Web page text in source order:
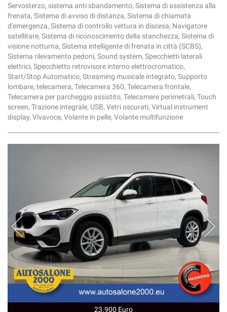
Servosterzo, sistema anti sbandamento, Sistema di assistenza alla
frenata, Sistema di avviso di distanza, Sistema di chiamata
d'emergenza, Sistema di controllo vettura in discesa, Navigatore
satellitare, Sistema di riconoscimento della stanchezza, Sistema di
visione notturna, Sistema intelligente di frenata in città (SCBS),
Sistema rilevamento pedoni, Sound system, Specchietti laterali
elettrici, Specchietto retrovisore interno elettrocromatico,
Start/Stop Automatico, Streaming musicale integrato, Supporto
lombare, telecamera, Telecamera 360, Telecamera frontale,
Telecamera per parcheggio assistito, Telecamere perimetrali, Touch
screen, Trazione integrale, USB, Vetri oscurati, Virtual instrument
display, Vivavoce, Volante in pelle, Volante multifunzione
23.900 Euro